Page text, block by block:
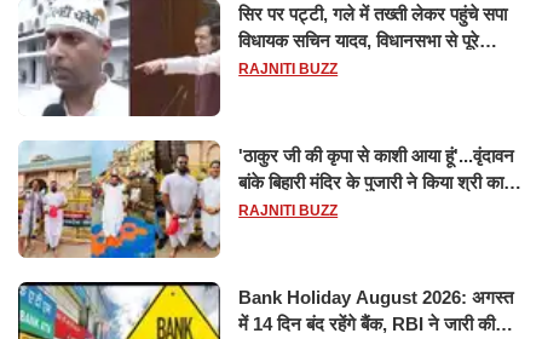
सिर पर पट्टी, गले में तख्ती लेकर पहुंचे सपा
विधायक सचिन यादव, विधानसभा से पूरे
मानसून सत्र के लिए किया गया निलंबित
RAJNITI BUZZ
'ठाकुर जी की कृपा से काशी आया हूं'...वृंदावन
बांके बिहारी मंदिर के पुजारी ने किया श्री काशी
विश्वनाथ का जलाभिषेक
RAJNITI BUZZ
Bank Holiday August 2026: अगस्त
में 14 दिन बंद रहेंगे बैंक, RBI ने जारी की